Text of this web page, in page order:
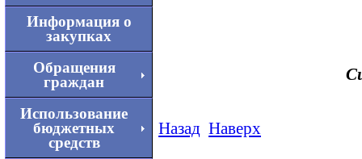
Информация о
закупках
Обращения
граждан
Использование
бюджетных
средств
Назад Наверх